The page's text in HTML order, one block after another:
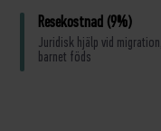
Resekostnad (9%)
Juridisk hjälp vid
barnet föds